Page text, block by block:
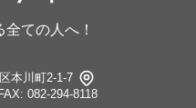
ての人へ！
本川町2-1-7
FAX: 082-294-8118